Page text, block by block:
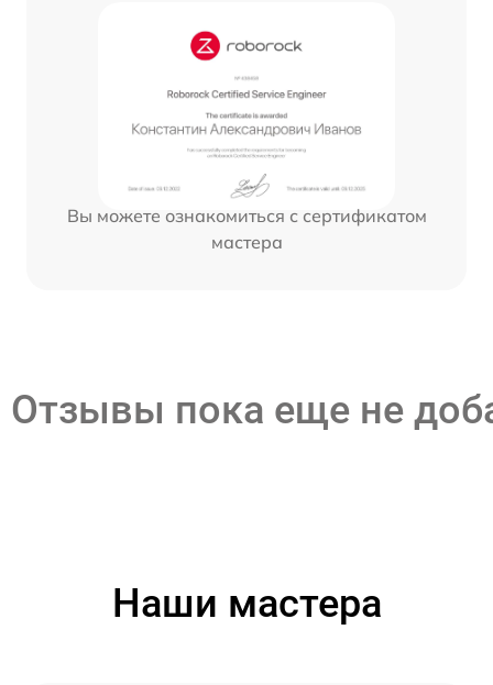
Вы можете ознакомиться с сертификатом
мастера
Отзывы пока еще не
Наши мастера